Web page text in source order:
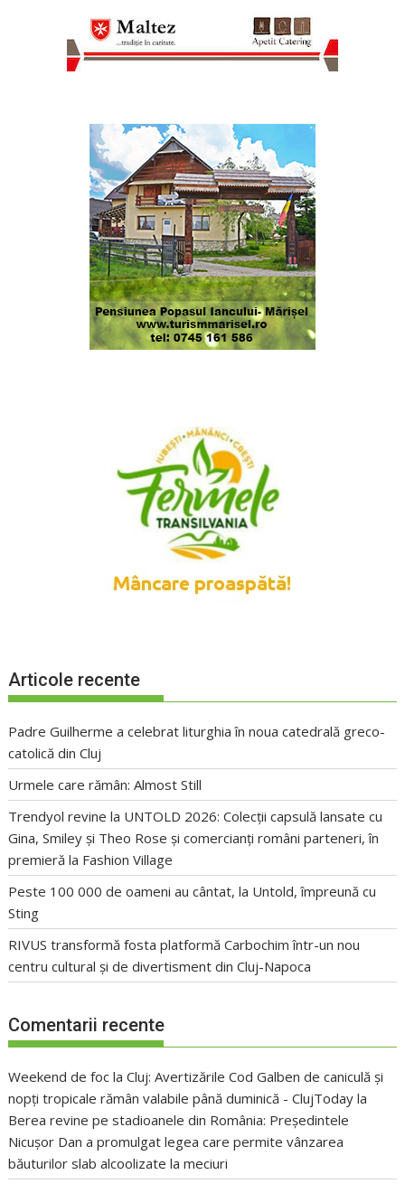
Articole recente
Padre Guilherme a celebrat liturghia în noua catedrală greco-
catolică din Cluj
Urmele care rămân: Almost Still
Trendyol revine la UNTOLD 2026: Colecții capsulă lansate cu
Gina, Smiley și Theo Rose și comercianți români parteneri, în
premieră la Fashion Village
Peste 100 000 de oameni au cântat, la Untold, împreună cu
Sting
RIVUS transformă fosta platformă Carbochim într-un nou
centru cultural și de divertisment din Cluj-Napoca
Comentarii recente
Weekend de foc la Cluj: Avertizările Cod Galben de caniculă și
nopți tropicale rămân valabile până duminică - ClujToday la
Berea revine pe stadioanele din România: Președintele
Nicușor Dan a promulgat legea care permite vânzarea
băuturilor slab alcoolizate la meciuri